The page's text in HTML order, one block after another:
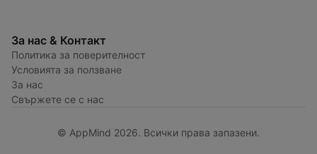
За нас & Контакт
Политика за поверителност
Условията за ползване
За нас
Свържете се с нас
© AppMind 2026. Всички права запазени.